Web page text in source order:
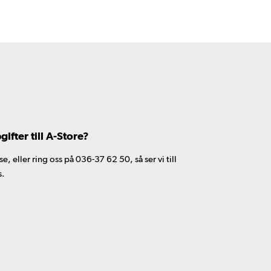
till A-Store?
eller ring oss på 036-37 62 50, så ser vi till